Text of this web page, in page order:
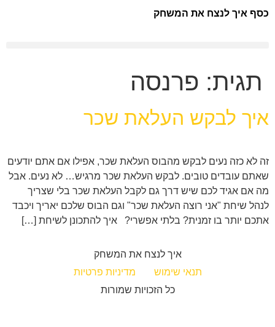
כסף איך לנצח את המשחק
תגית: פרנסה
איך לבקש העלאת שכר
זה לא כזה נעים לבקש מהבוס העלאת שכר, אפילו אם אתם יודעים
שאתם עובדים טובים. לבקש העלאת שכר מרגיש… לא נעים. אבל
מה אם אגיד לכם שיש דרך גם לקבל העלאת שכר בלי שצריך
לנהל שיחת "אני רוצה העלאת שכר" וגם הבוס שלכם יאריך ויכבד
אתכם יותר בו זמנית? בלתי אפשרי? איך להתכונן לשיחת […]
איך לנצח את המשחק
תנאי שימוש
מדיניות פרטיות
כל הזכויות שמורות